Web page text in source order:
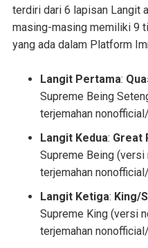
terdiri dari 6 lapisan Langit
masing-masing memiliki 9
yang ada dalam Platform
Langit Pertama:
Supreme Being
terjemahan
Langit Kedua: Great
Supreme Being (versi
terjemahan
Langit Ketiga: King/
Supreme King (versi
terjemahan